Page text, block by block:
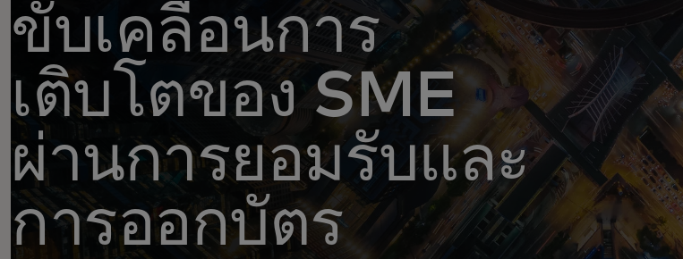
ขับเคลื่อนการ
เติบโตของ SME
ผ่านการยอมรับและ
การออกบัตร